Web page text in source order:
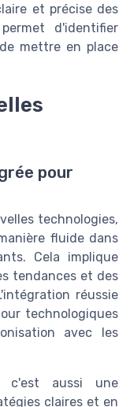
et précise des
d'identifier
mettre en place
pour
technologies,
fluide dans
Cela implique
tendances et des
réussie
technologiques
avec les
aussi une
claires et en